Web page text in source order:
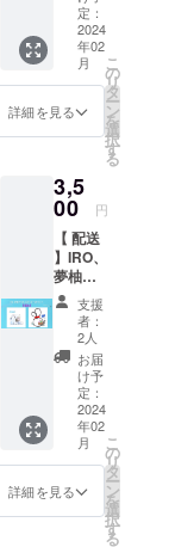
ンディ
ング終
了後に2
人から
のメッ
セージ
ら一斉
送信に
け致し
ます。
生誕オ
リジナ
ルス
テッ
カー2枚
セット
となり
ご希望
の方は
¥3500
の配送
ver.をご
選択く
ださい
ませ。
※こちら
をご購
入され
た方は
配送へ
の切り
替えは
出来か
ねます
定：
2024
年02
月
詳細を見る
こ
の
リ
タ
ー
ン
を
選
択
す
る
3,5
00 円
【 配送
】IRO、
夢柚子
ももが
デザイ
ンした
生誕オ
リジナ
ルス
テッ
カー2枚
セット
となり
ます。
遠方の
支援
者：
2人
お届
け予
定：
2024
年02
月
詳細を見る
こ
の
リ
タ
ー
ン
を
選
択
す
る